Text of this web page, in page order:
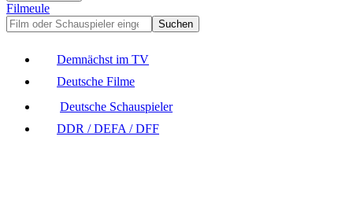
Filmeule
Suchen
Demnächst im TV
Deutsche Filme
Deutsche Schauspieler
DDR / DEFA / DFF